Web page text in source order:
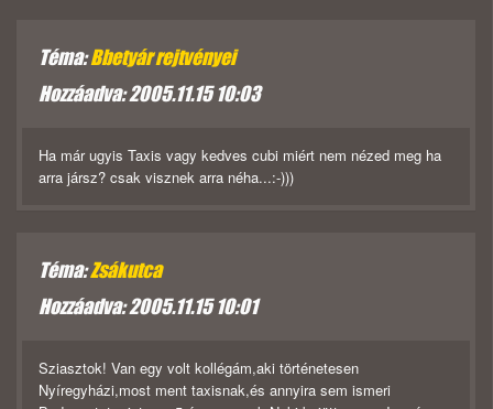
Téma:Bbetyár rejtvényei
Hozzáadva: 2005.11.15 10:03
Ha már ugyis Taxis vagy kedves cubi miért nem nézed meg ha
arra jársz? csak visznek arra néha...:-)))
Téma:Zsákutca
Hozzáadva: 2005.11.15 10:01
Sziasztok! Van egy volt kollégám,aki történetesen
Nyíregyházi,most ment taxisnak,és annyira sem ismeri